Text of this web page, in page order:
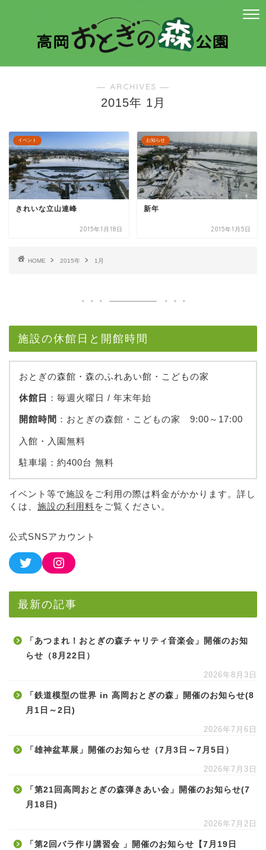
― ARCHIVES ―
2015年 1月
イベント
きれいな立山連峰
2015年1月18日
お知らせ
新年
2015年1月5日
HOME 2015年 1月
施設の休館日と開館時間
おとぎの森館・森のふれあい館・こどもの家
休館日 ：毎週火曜日 / 年末年始
開館時間 ：おとぎの森館・こどもの家 9:00～17:00
入館・入園無料
駐車場：約400台 無料
イベント等で施設をご利用の際は料金がかかります。詳し
くは、 施設の利用料をご覧ください。
公式SNSアカウント
最新の記事
「あつまれ！おとぎの森チャリティ音楽会」開催のお知
らせ（8月22日）
2026年8月3日
「鉄道模型の世界 in 高岡おとぎの森」開催のお知らせ(8
月1日～2日)
2026年7月6日
「雄神盆草展」開催のお知らせ（7月3日～7月5日）
2026年7月3日
「第21回高岡おとぎの森弾きあい会」開催のお知らせ(7
月18日)
2026年7月2日
「第2回バラ作り講習会 」開催のお知らせ【7月19日